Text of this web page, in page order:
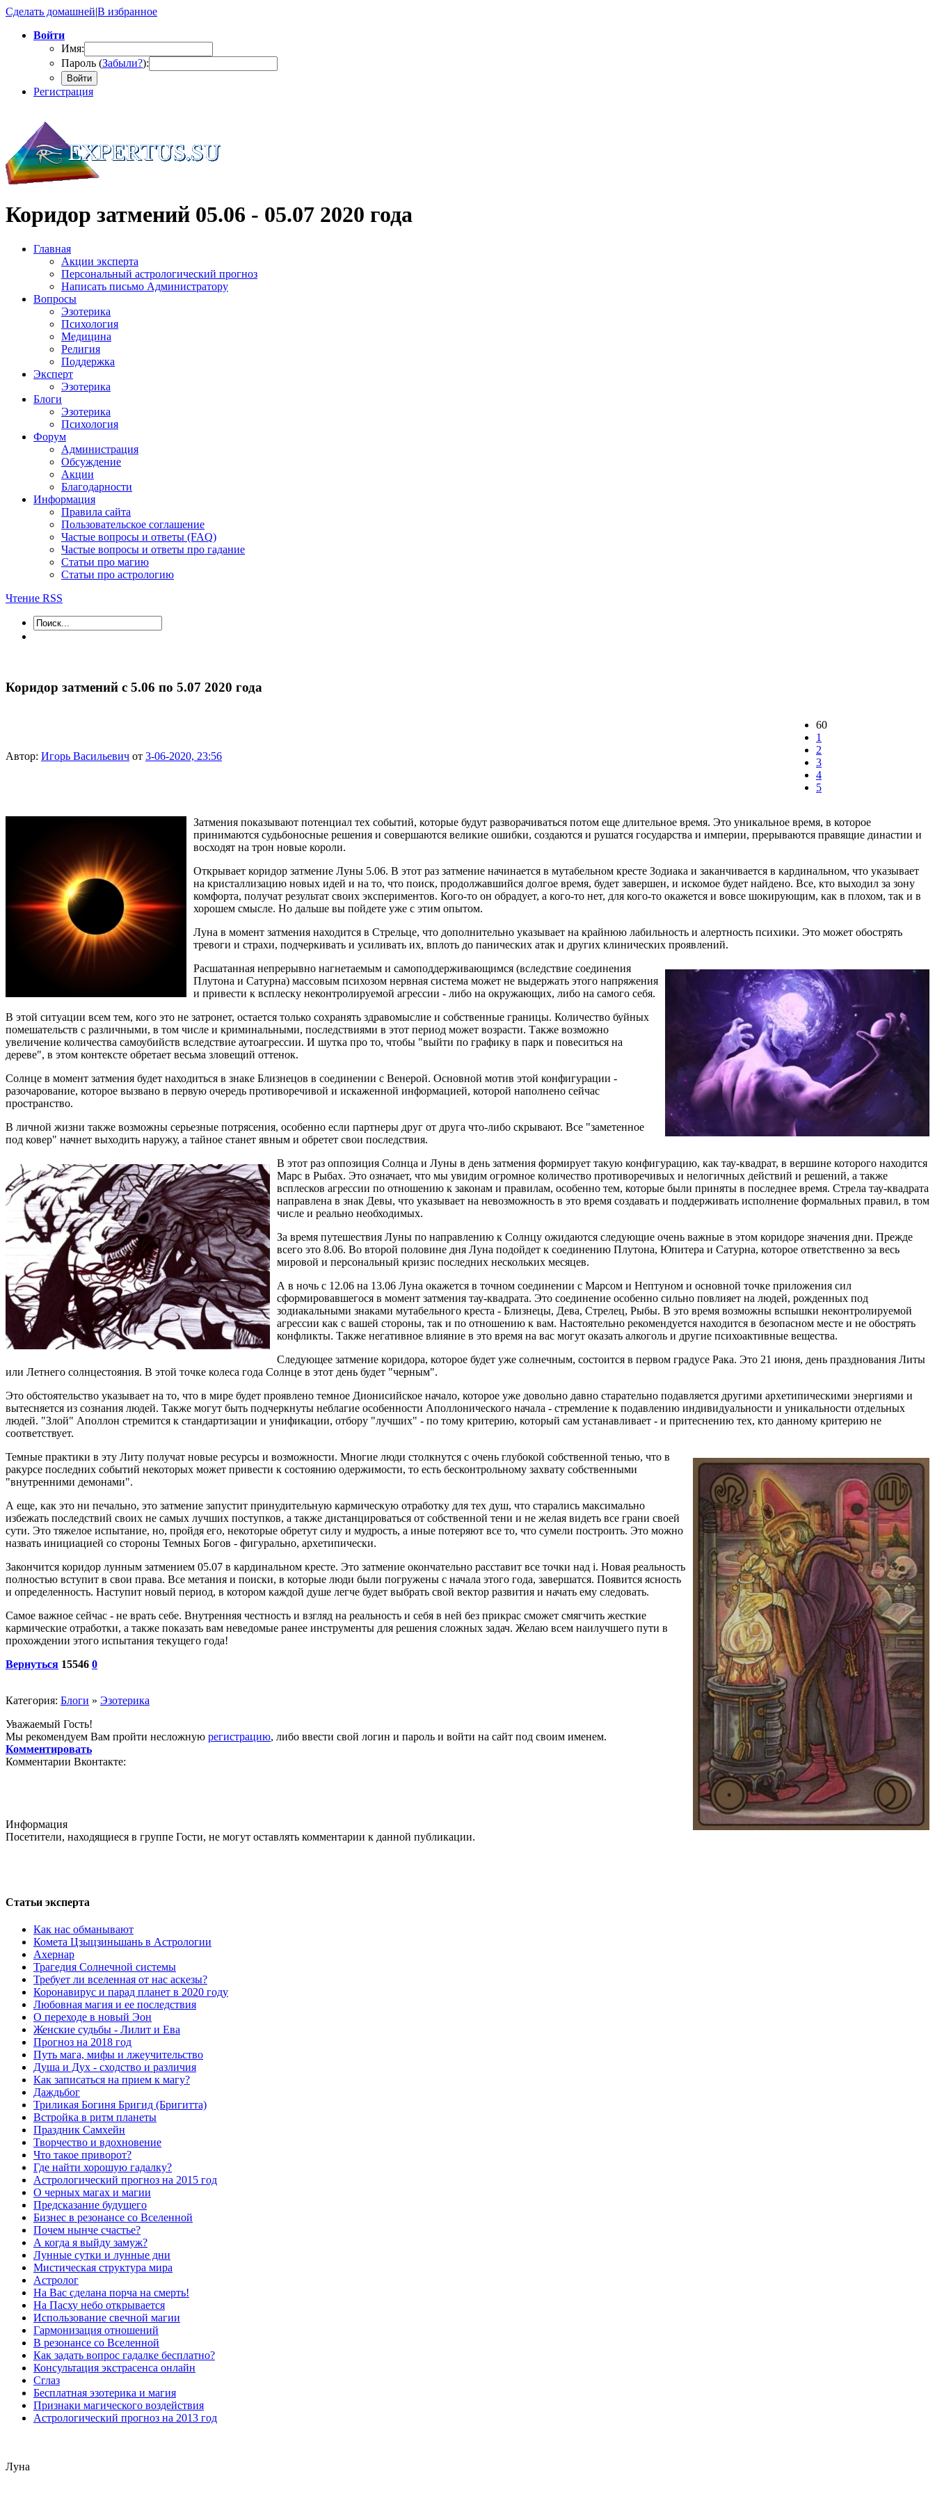
Сделать домашней|В избранное
Войти
Имя:
Пароль (Забыли?):
Войти
Регистрация
Коридор затмений 05.06 - 05.07 2020 года
Главная
Акции эксперта
Персональный астрологический прогноз
Написать письмо Администратору
Вопросы
Эзотерика
Психология
Медицина
Религия
Поддержка
Эксперт
Эзотерика
Блоги
Эзотерика
Психология
Форум
Администрация
Обсуждение
Акции
Благодарности
Информация
Правила сайта
Пользовательское соглашение
Частые вопросы и ответы (FAQ)
Частые вопросы и ответы про гадание
Статьи про магию
Статьи про астрологию
Чтение RSS
Коридор затмений с 5.06 по 5.07 2020 года
Автор: Игорь Васильевич от 3-06-2020, 23:56
60
1
2
3
4
5
Затмения показывают потенциал тех событий, которые будут разворачиваться потом еще длительное время. Это уникальное время, в которое
принимаются судьбоносные решения и совершаются великие ошибки, создаются и рушатся государства и империи, прерываются правящие династии и
восходят на трон новые короли.
Открывает коридор затмение Луны 5.06. В этот раз затмение начинается в мутабельном кресте Зодиака и заканчивается в кардинальном, что указывает
на кристаллизацию новых идей и на то, что поиск, продолжавшийся долгое время, будет завершен, и искомое будет найдено. Все, кто выходил за зону
комфорта, получат результат своих экспериментов. Кого-то он обрадует, а кого-то нет, для кого-то окажется и вовсе шокирующим, как в плохом, так и в
хорошем смысле. Но дальше вы пойдете уже с этим опытом.
Луна в момент затмения находится в Стрельце, что дополнительно указывает на крайнюю лабильность и алертность психики. Это может обострять
тревоги и страхи, подчеркивать и усиливать их, вплоть до панических атак и других клинических проявлений.
Расшатанная непрерывно нагнетаемым и самоподдерживающимся (вследствие соединения
Плутона и Сатурна) массовым психозом нервная система может не выдержать этого напряжения
и привести к всплеску неконтролируемой агрессии - либо на окружающих, либо на самого себя.
В этой ситуации всем тем, кого это не затронет, остается только сохранять здравомыслие и собственные границы. Количество буйных
помешательств с различными, в том числе и криминальными, последствиями в этот период может возрасти. Также возможно
увеличение количества самоубийств вследствие аутоагрессии. И шутка про то, чтобы "выйти по графику в парк и повеситься на
дереве", в этом контексте обретает весьма зловещий оттенок.
Солнце в момент затмения будет находиться в знаке Близнецов в соединении с Венерой. Основной мотив этой конфигурации -
разочарование, которое вызвано в первую очередь противоречивой и искаженной информацией, которой наполнено сейчас
пространство.
В личной жизни также возможны серьезные потрясения, особенно если партнеры друг от друга что-либо скрывают. Все "заметенное
под ковер" начнет выходить наружу, а тайное станет явным и обретет свои последствия.
В этот раз оппозиция Солнца и Луны в день затмения формирует такую конфигурацию, как тау-квадрат, в вершине которого находится
Марс в Рыбах. Это означает, что мы увидим огромное количество противоречивых и нелогичных действий и решений, а также
всплесков агрессии по отношению к законам и правилам, особенно тем, которые были приняты в последнее время. Стрела тау-квадрата
направлена в знак Девы, что указывает на невозможность в это время создавать и поддерживать исполнение формальных правил, в том
числе и реально необходимых.
За время путешествия Луны по направлению к Солнцу ожидаются следующие очень важные в этом коридоре значения дни. Прежде
всего это 8.06. Во второй половине дня Луна подойдет к соединению Плутона, Юпитера и Сатурна, которое ответственно за весь
мировой и персональный кризис последних нескольких месяцев.
А в ночь с 12.06 на 13.06 Луна окажется в точном соединении с Марсом и Нептуном и основной точке приложения сил
сформировавшегося в момент затмения тау-квадрата. Это соединение особенно сильно повлияет на людей, рожденных под
зодиакальными знаками мутабельного креста - Близнецы, Дева, Стрелец, Рыбы. В это время возможны вспышки неконтролируемой
агрессии как с вашей стороны, так и по отношению к вам. Настоятельно рекомендуется находится в безопасном месте и не обострять
конфликты. Также негативное влияние в это время на вас могут оказать алкоголь и другие психоактивные вещества.
Следующее затмение коридора, которое будет уже солнечным, состоится в первом градусе Рака. Это 21 июня, день празднования Литы
или Летнего солнцестояния. В этой точке колеса года Солнце в этот день будет "черным".
Это обстоятельство указывает на то, что в мире будет проявлено темное Дионисийское начало, которое уже довольно давно старательно подавляется другими архетипическими энергиями и
вытесняется из сознания людей. Также могут быть подчеркнуты неблагие особенности Аполлонического начала - стремление к подавлению индивидуальности и уникальности отдельных
людей. "Злой" Аполлон стремится к стандартизации и унификации, отбору "лучших" - по тому критерию, который сам устанавливает - и притеснению тех, кто данному критерию не
соответствует.
Темные практики в эту Литу получат новые ресурсы и возможности. Многие люди столкнутся с очень глубокой собственной тенью, что в
ракурсе последних событий некоторых может привести к состоянию одержимости, то есть бесконтрольному захвату собственными
"внутренними демонами".
А еще, как это ни печально, это затмение запустит принудительную кармическую отработку для тех душ, что старались максимально
избежать последствий своих не самых лучших поступков, а также дистанцироваться от собственной тени и не желая видеть все грани своей
сути. Это тяжелое испытание, но, пройдя его, некоторые обретут силу и мудрость, а иные потеряют все то, что сумели построить. Это можно
назвать инициацией со стороны Темных Богов - фигурально, архетипически.
Закончится коридор лунным затмением 05.07 в кардинальном кресте. Это затмение окончательно расставит все точки над i. Новая реальность
полностью вступит в свои права. Все метания и поиски, в которые люди были погружены с начала этого года, завершатся. Появится ясность
и определенность. Наступит новый период, в котором каждой душе легче будет выбрать свой вектор развития и начать ему следовать.
Самое важное сейчас - не врать себе. Внутренняя честность и взгляд на реальность и себя в ней без прикрас сможет смягчить жесткие
кармические отработки, а также показать вам неведомые ранее инструменты для решения сложных задач. Желаю всем наилучшего пути в
прохождении этого испытания текущего года!
Вернуться 15546 0
Категория: Блоги » Эзотерика
Уважаемый Гость!
Мы рекомендуем Вам пройти несложную регистрацию, либо ввести свой логин и пароль и войти на сайт под своим именем.
Комментировать
Комментарии Вконтакте:
Информация
Посетители, находящиеся в группе Гости, не могут оставлять комментарии к данной публикации.
Cтатьи эксперта
Как нас обманывают
Комета Цзыцзиньшань в Астрологии
Ахернар
Трагедия Солнечной системы
Требует ли вселенная от нас аскезы?
Коронавирус и парад планет в 2020 году
Любовная магия и ее последствия
О переходе в новый Эон
Женские судьбы - Лилит и Ева
Прогноз на 2018 год
Путь мага, мифы и лжеучительство
Душа и Дух - сходство и различия
Как записаться на прием к магу?
Даждьбог
Триликая Богиня Бригид (Бригитта)
Встройка в ритм планеты
Праздник Самхейн
Творчество и вдохновение
Что такое приворот?
Где найти хорошую гадалку?
Астрологический прогноз на 2015 год
О черных магах и магии
Предсказание будущего
Бизнес в резонансе со Вселенной
Почем нынче счастье?
А когда я выйду замуж?
Лунные сутки и лунные дни
Мистическая структура мира
Астролог
На Вас сделана порча на смерть!
На Пасху небо открывается
Использование свечной магии
Гармонизация отношений
В резонансе со Вселенной
Как задать вопрос гадалке бесплатно?
Консультация экстрасенса онлайн
Сглаз
Бесплатная эзотерика и магия
Признаки магического воздействия
Астрологический прогноз на 2013 год
Луна